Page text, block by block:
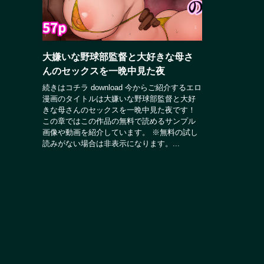
大嫌いな野球部監督と大好きな母さ
んのセックスを一晩中見た夜
続きはコチラ download 今からご紹介するエロ
漫画のタイトルは大嫌いな野球部監督と大好
きな母さんのセックスを一晩中見た夜です！
この章ではこの作品の無料で読めるサンプル
画像や動画を紹介しています。 ※無料の試し
読みがない場合は非表示になります。...